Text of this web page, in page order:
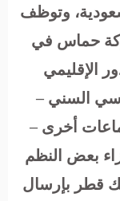
وتوظف
حماس في
الإقليمي
السني –
أخرى –
بعض النظم
قطر بإرسال